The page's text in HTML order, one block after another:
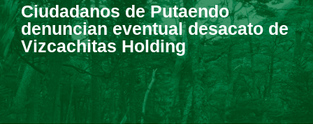
Ciudadanos de Putaendo
denuncian eventual desacato de
Vizcachitas Holding